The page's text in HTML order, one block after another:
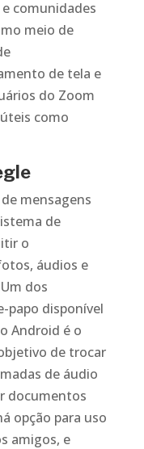
comunidades
meio de
de tela e
do Zoom
como
mensagens
de
o
áudios e
dos
papo disponível
Android é o
de trocar
de áudio
documentos
opção para uso
amigos, e